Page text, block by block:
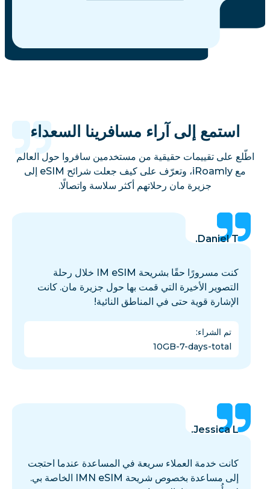
استمع إلى آراء مسافرينا السعداء
اطّلع على تقييمات حقيقية من مستخدمين سافروا حول العالم
مع iRoamly، وتعرّف على كيف جعلت شرائح eSIM إلى
جزيرة مان رحلاتهم أكثر سلاسة واتصالًا.
Daniel T.
كنت مسرورًا حقًا بشريحة IM eSIM خلال رحلة
التصوير الأخيرة التي قمت بها حول جزيرة مان. كانت
الإشارة قوية حتى في المناطق النائية!
تم الشراء:
10GB-7-days-total
Jessica L.
كانت خدمة العملاء سريعة في المساعدة عندما احتجت
إلى مساعدة بخصوص شريحة IMN eSIM الخاصة بي.